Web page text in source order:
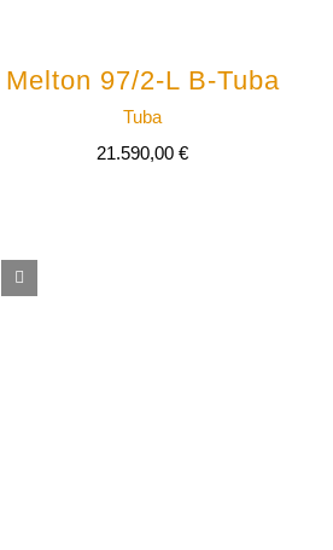
Melton 97/2-L B-Tuba
Tuba
21.590,00€